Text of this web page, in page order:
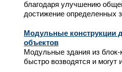
благодаря улучшению
достижение определенных
Модульные конструкции
объектов
Модульные здания из блок-
быстро возводятся и могут